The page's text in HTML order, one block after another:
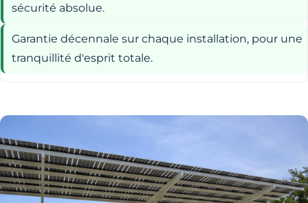
sécurité absolue.
Garantie décennale sur chaque installation, pour une
tranquillité d'esprit totale.